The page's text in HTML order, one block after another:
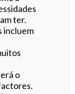
ter.
incluem
o